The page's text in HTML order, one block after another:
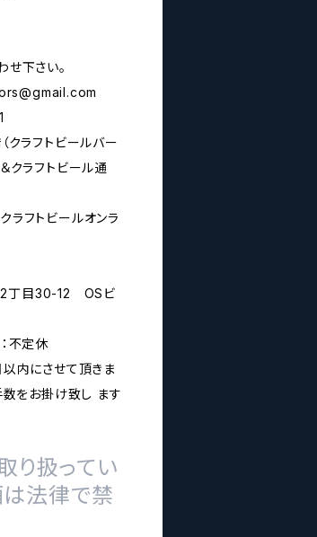
下さい。
クラフトビールバー
クラフトビール通
フトビールオンラ
2丁目30-12 OSビ
不定休
内にさせて頂きま
をお掛け致し ます
り扱ってい
は法律で禁